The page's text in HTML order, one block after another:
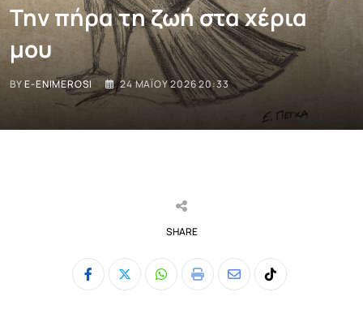
Την πήρα τη ζωή στα χέρια
μου
BYE-ENIMEROSI 24 ΜΑΪ́ΟΥ 2026 20:33
SHARE
Whatsapp
Print
ShareTiktok